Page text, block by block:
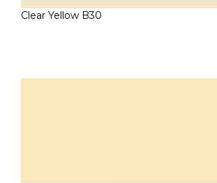
Clear Yellow B30